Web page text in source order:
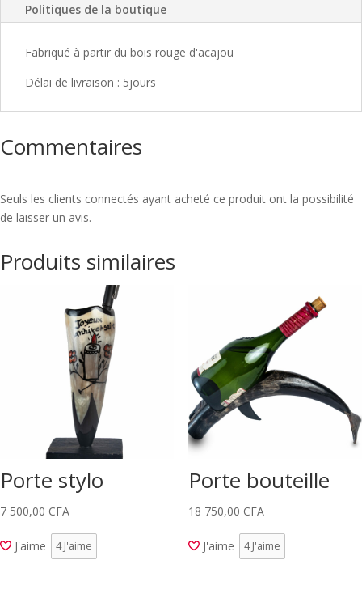
Politiques de la boutique
Fabriqué à partir du bois rouge d'acajou
Délai de livraison : 5jours
Commentaires
Seuls les clients connectés ayant acheté ce produit ont la possibilité
de laisser un avis.
Produits similaires
Porte stylo
7 500,00 CFA
J'aime 4J'aime
Porte bouteille
18 750,00 CFA
J'aime 4J'aime